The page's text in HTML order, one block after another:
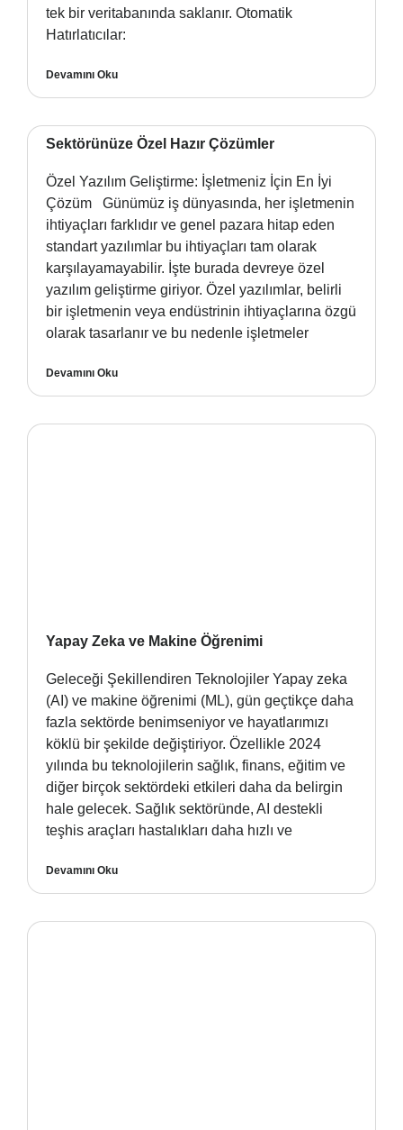
tek bir veritabanında saklanır. Otomatik
Hatırlatıcılar:
Devamını Oku
Sektörünüze Özel Hazır Çözümler
Özel Yazılım Geliştirme: İşletmeniz İçin En İyi
Çözüm Günümüz iş dünyasında, her işletmenin
ihtiyaçları farklıdır ve genel pazara hitap eden
standart yazılımlar bu ihtiyaçları tam olarak
karşılayamayabilir. İşte burada devreye özel
yazılım geliştirme giriyor. Özel yazılımlar, belirli
bir işletmenin veya endüstrinin ihtiyaçlarına özgü
olarak tasarlanır ve bu nedenle işletmeler
Devamını Oku
Yapay Zeka ve Makine Öğrenimi
Geleceği Şekillendiren Teknolojiler Yapay zeka
(AI) ve makine öğrenimi (ML), gün geçtikçe daha
fazla sektörde benimseniyor ve hayatlarımızı
köklü bir şekilde değiştiriyor. Özellikle 2024
yılında bu teknolojilerin sağlık, finans, eğitim ve
diğer birçok sektördeki etkileri daha da belirgin
hale gelecek. Sağlık sektöründe, AI destekli
teşhis araçları hastalıkları daha hızlı ve
Devamını Oku